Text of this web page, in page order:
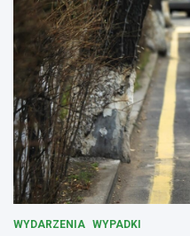
WYDARZENIA WYPADKI